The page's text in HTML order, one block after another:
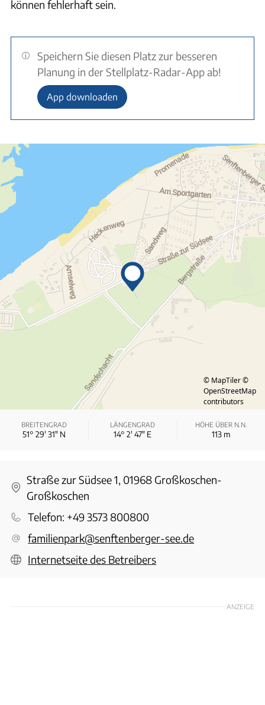
können fehlerhaft sein.
Speichern Sie diesen Platz zur besseren
Planung in der Stellplatz-Radar-App ab!
App downloaden
© MapTiler ©
OpenStreetMap
contributors
BREITENGRAD
51° 29′ 31″ N
LÄNGENGRAD
14° 2′ 47″ E
HÖHE ÜBER N.N.
113 m
Straße zur Südsee 1, 01968 Großkoschen-
Großkoschen
Telefon: +49 3573 800800
familienpark@senftenberger-see.de
Internetseite des Betreibers
ANZEIGE